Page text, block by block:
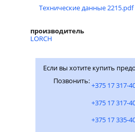
Технические данные 2215.pdf
производитель
LORCH
Если вы хотите купить
Позвонить:
+375 17 317-
+375 17 317-
+375 17 335-